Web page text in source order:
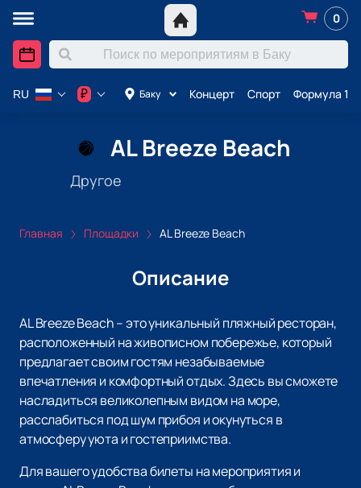
0
Баку Концерт Спорт Формула 1
RU ₽
AL Breeze Beach
Другое
Главная Площадки AL Breeze Beach
Описание
AL Breeze Beach – это уникальный пляжный ресторан,
расположенный на живописном побережье, который
предлагает своим гостям незабываемые
впечатления и комфортный отдых. Здесь вы сможете
насладиться великолепным видом на море,
расслабиться под шум прибоя и окунуться в
атмосферу уюта и гостеприимства.
Для вашего удобства билеты на мероприятия и